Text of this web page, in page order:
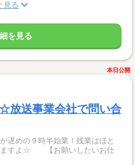
見る
を見る
本日公開
放送事業会社で問い合
遅めの９時半始業！残業はほと
ますよ☆ 【お願いしたいお仕